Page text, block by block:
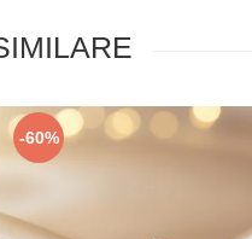
-60%